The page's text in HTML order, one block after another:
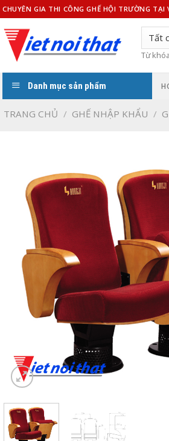
CHUYÊN GIA THI CÔNG GHẾ HỘI TRƯỜNG TẠI
Từ
Danh mục sản phẩm
TRANG CHỦ / GHẾ NHẬP KHẨU /